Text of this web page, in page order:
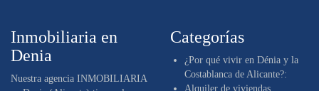
Inmobiliaria en
Denia
Nuestra agencia INMOBILIARIA
Categorías
¿Por qué vivir en Dénia y la
Costablanca de Alicante?:
Alquiler de viviendas